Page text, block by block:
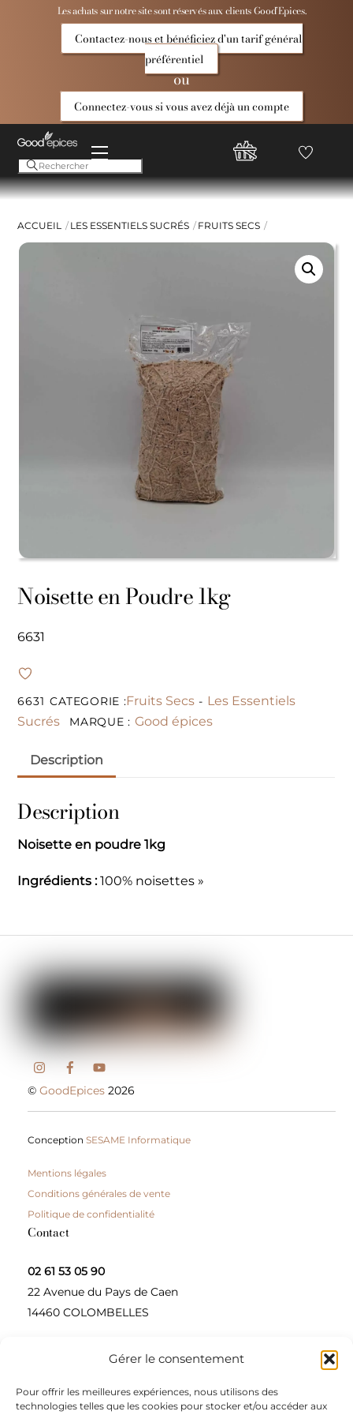
Gérer le consentement
Pour offrir les meilleures expériences, nous utilisons des
technologies telles que les cookies pour stocker et/ou accéder aux
Les achats sur notre site sont réservés aux clients Good’Epices.
Contactez-nous et bénéficiez d'un tarif général
préférentiel
ou
Connectez-vous si vous avez déjà un compte
Menu
Compte
Good
Favoris
ACCUEIL LES ESSENTIELS SUCRÉS FRUITS SECS
Noisette en Poudre 1kg
6631
6631 CATEGORIE :Fruits Secs - Les Essentiels
Sucrés
MARQUE : Good épices
Description
Description
Noisette en poudre 1kg
Ingrédients :100% noisettes »
©GoodEpices 2026
ConceptionSESAME Informatique
Mentions légales
Conditions générales de vente
Politique de confidentialité
Contact
02 61 53 05 90
22 Avenue du Pays de Caen
14460 COLOMBELLES
Contactez-nous
A propos